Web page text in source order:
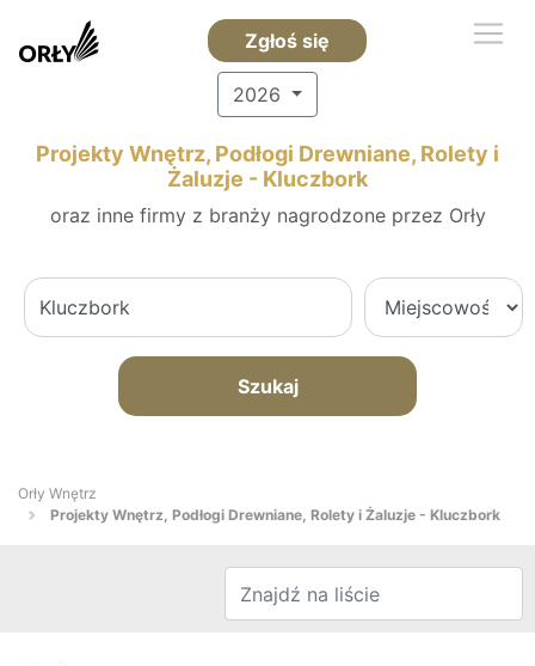
Zgłoś się
2026
Projekty Wnętrz, Podłogi Drewniane, Rolety i
Żaluzje - Kluczbork
oraz inne firmy z branży nagrodzone przez Orły
Szukaj
Orły Wnętrz
Projekty Wnętrz, Podłogi Drewniane, Rolety i Żaluzje - Kluczbork